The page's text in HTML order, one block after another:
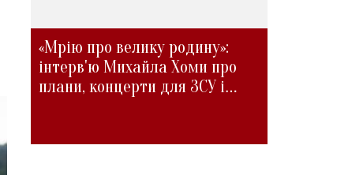
«Мрію про велику родину»:
інтерв'ю Михайла Хоми про
плани, концерти для ЗСУ і